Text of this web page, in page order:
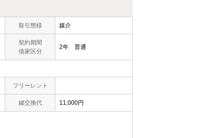
取引態様 媒介
契約期間
借家区分
2年 普通
フリーレント
鍵交換代 11,000円